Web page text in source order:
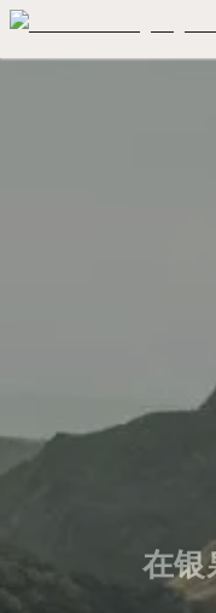
在银